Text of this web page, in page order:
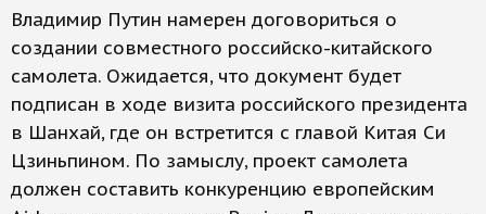
Владимир Путин намерен договориться о
создании совместного российско-китайского
самолета. Ожидается, что документ будет
подписан в ходе визита российского президента
в Шанхай, где он встретится с главой Китая Си
Цзиньпином. По замыслу, проект самолета
должен составить конкуренцию европейским